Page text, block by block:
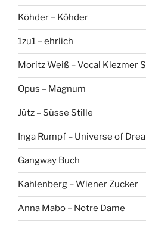
Köhder – Köhder
1zu1 – ehrlich
Moritz Weiß – Vocal Klezmer
Opus – Magnum
Jütz – Süsse Stille
Inga Rumpf – Universe of
Gangway Buch
Kahlenberg – Wiener Zucker
Anna Mabo – Notre Dame